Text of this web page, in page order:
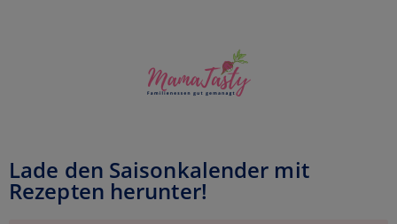
Lade den Saisonkalender mit
Rezepten herunter!